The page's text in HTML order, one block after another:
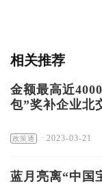
相关推荐
金额最高近
包”奖补企业北
政策通 · 2023-03-21
蓝月亮离“中国